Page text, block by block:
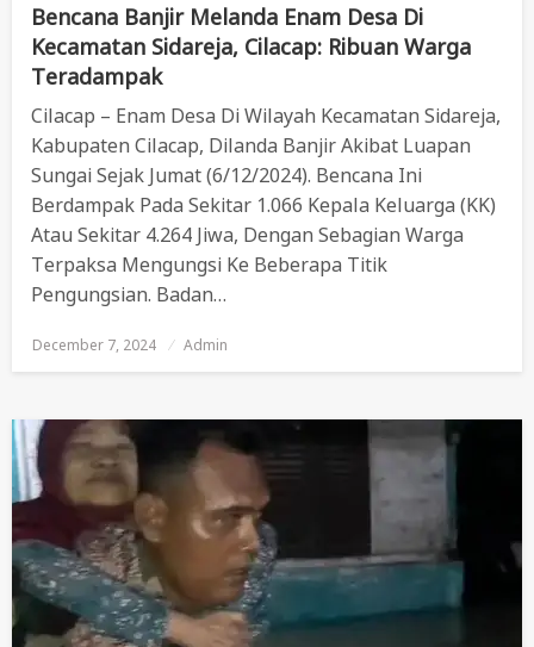
Bencana Banjir Melanda Enam Desa Di
Kecamatan Sidareja, Cilacap: Ribuan Warga
Teradampak
Cilacap – Enam Desa Di Wilayah Kecamatan Sidareja,
Kabupaten Cilacap, Dilanda Banjir Akibat Luapan
Sungai Sejak Jumat (6/12/2024). Bencana Ini
Berdampak Pada Sekitar 1.066 Kepala Keluarga (KK)
Atau Sekitar 4.264 Jiwa, Dengan Sebagian Warga
Terpaksa Mengungsi Ke Beberapa Titik
Pengungsian. Badan…
Posted
December 7, 2024 Admin